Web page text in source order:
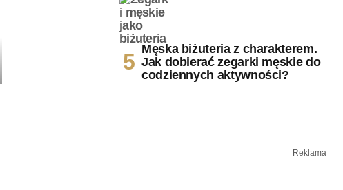
Męska biżuteria z charakterem.
Jak dobierać zegarki męskie do
codziennych aktywności?
Reklama